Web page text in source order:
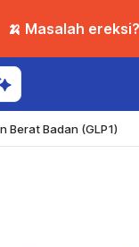
🍌 Masalah
Berat Badan (GLP1)